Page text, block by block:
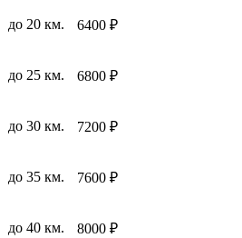
до 20 км. 6400 ₽
до 25 км. 6800 ₽
до 30 км. 7200 ₽
до 35 км. 7600 ₽
до 40 км. 8000 ₽